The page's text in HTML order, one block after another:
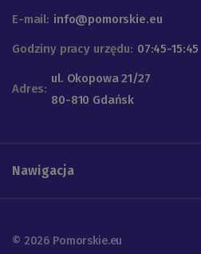
E-mail: info@pomorskie.eu
Godziny pracy urzędu: 07:45-15:45
Adres:
ul. Okopowa 21/27
80-810 Gdańsk
Nawigacja
© 2026 Pomorskie.eu